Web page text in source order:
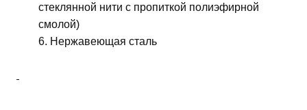
стеклянной нити с пропиткой полиэфирной
смолой)
Нержавеющая сталь